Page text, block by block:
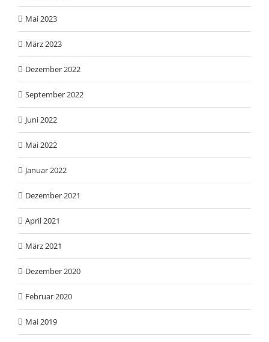
Mai 2023
März 2023
Dezember 2022
September 2022
Juni 2022
Mai 2022
Januar 2022
Dezember 2021
April 2021
März 2021
Dezember 2020
Februar 2020
Mai 2019